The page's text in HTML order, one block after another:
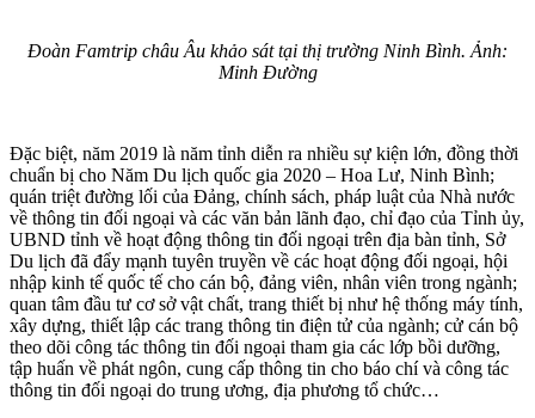
Đoàn Famtrip châu Âu khảo sát tại thị trường Ninh Bình. Ảnh:
Minh Đường
Đặc biệt, năm 2019 là năm tỉnh diễn ra nhiều sự kiện lớn, đồng thời
chuẩn bị cho Năm Du lịch quốc gia 2020 – Hoa Lư, Ninh Bình;
quán triệt đường lối của Đảng, chính sách, pháp luật của Nhà nước
về thông tin đối ngoại và các văn bản lãnh đạo, chỉ đạo của Tỉnh ủy,
UBND tỉnh về hoạt động thông tin đối ngoại trên địa bàn tỉnh, Sở
Du lịch đã đẩy mạnh tuyên truyền về các hoạt động đối ngoại, hội
nhập kinh tế quốc tế cho cán bộ, đảng viên, nhân viên trong ngành;
quan tâm đầu tư cơ sở vật chất, trang thiết bị như hệ thống máy tính,
xây dựng, thiết lập các trang thông tin điện tử của ngành; cử cán bộ
theo dõi công tác thông tin đối ngoại tham gia các lớp bồi dưỡng,
tập huấn về phát ngôn, cung cấp thông tin cho báo chí và công tác
thông tin đối ngoại do trung ương, địa phương tổ chức…